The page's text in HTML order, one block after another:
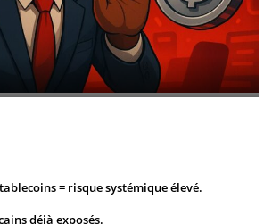
= risque systémique élevé.
déjà exposés.